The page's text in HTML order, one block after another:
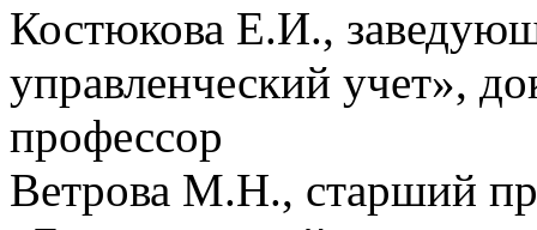
Костюкова Е.И.,
управленческий учет»,
профессор
Ветрова М.Н., старший